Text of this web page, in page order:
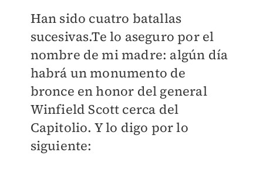
Han sido cuatro batallas
sucesivas.Te lo aseguro por el
nombre de mi madre: algún día
habrá un monumento de
bronce en honor del general
Winfield Scott cerca del
Capitolio. Y lo digo por lo
siguiente: